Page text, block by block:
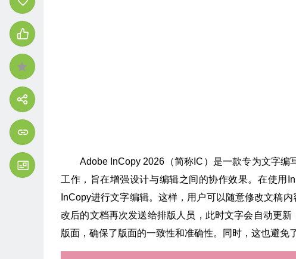
Adobe InCopy 2026（简称IC）是一款专为文字
工作，旨在增强设计与编辑之间的协作效果。在使用
InCopy进行文字编辑。这样，用户可以随意修改文稿
改后的文档再次发送给排版人员，此时文字会自动更
版面，确保了版面的一致性和准确性。同时，这也避免